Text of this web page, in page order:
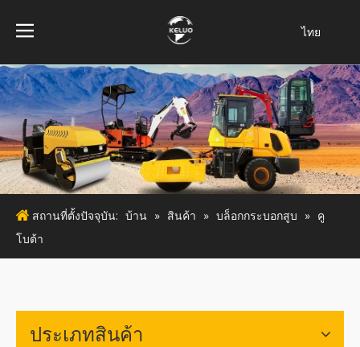
ไทย
Bahasa
indonesia
Türk dili
Italiano
Deutsch
Português
Español
สถานที่ตั้งปัจจุบัน: บ้าน » สินค้า » บล็อกกระบอกสูบ » คู
โบต้า
ประเภทสินค้า